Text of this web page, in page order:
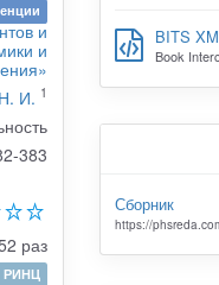
и
и
И. 1
383
раз
РИНЦ
BITS
Book
Сборник
https://